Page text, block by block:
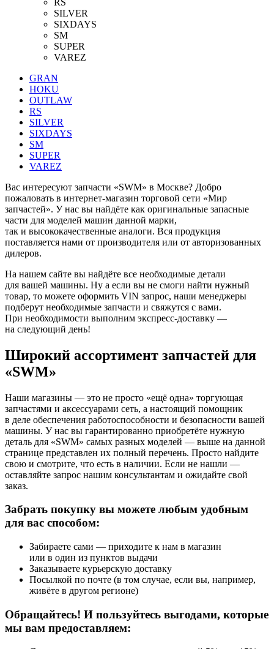
SILVER
SIXDAYS
SM
SUPER
VAREZ
GRAN
HOKU
OUTLAW
RS
SILVER
SIXDAYS
SM
SUPER
VAREZ
Вас интересуют запчасти «SWM» в Москве? Добро
пожаловать в интернет-магазин торговой сети «Мир
запчастей». У нас вы найдёте как оригинальные запасные
части для моделей машин данной марки,
так и высококачественные аналоги. Вся продукция
поставляется нами от производителя или от авторизованных
дилеров.
На нашем сайте вы найдёте все необходимые детали
для вашей машины. Ну а если вы не смоги найти нужный
товар, то можете оформить VIN запрос, наши менеджеры
подберут необходимые запчасти и свяжутся с вами.
При необходимости выполним экспресс-доставку —
на следующий день!
Широкий ассортимент запчастей для
«SWM»
Наши магазины — это не просто «ещё одна» торгующая
запчастями и аксессуарами сеть, а настоящий помощник
в деле обеспечения работоспособности и безопасности вашей
машины. У нас вы гарантированно приобретёте нужную
деталь для «SWM» самых разных моделей — выше на данной
странице представлен их полный перечень. Просто найдите
свою и смотрите, что есть в наличии. Если не нашли —
оставляйте запрос нашим консультантам и ожидайте свой
заказ.
Забрать покупку вы можете любым удобным
для вас способом:
Забираете сами — приходите к нам в магазин
или в один из пунктов выдачи
Заказываете курьерскую доставку
Посылкой по почте (в том случае, если вы, например,
живёте в другом регионе)
Обращайтесь! И пользуйтесь выгодами, которые
мы вам предоставляем: